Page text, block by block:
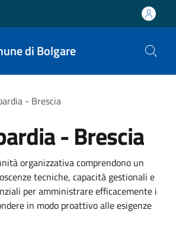
di Bolgare
pane
- Brescia
- Brescia
organizzativa comprendono un
tecniche, capacità gestionali e
per amministrare efficacemente i
in modo proattivo alle esigenze